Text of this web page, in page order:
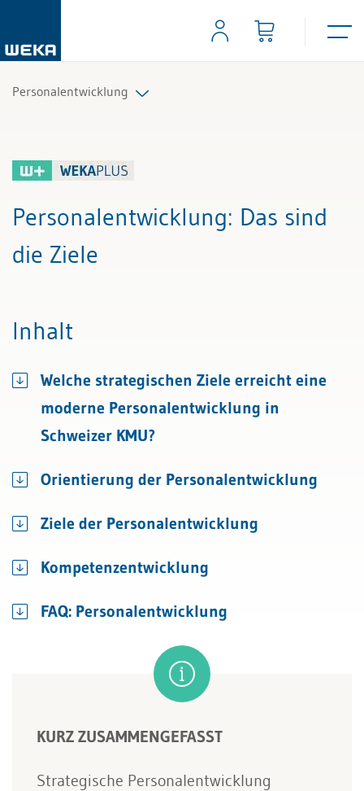
Personalentwicklung
Personalentwicklung: Das sind
die Ziele
Inhalt
Welche strategischen Ziele erreicht eine
moderne Personalentwicklung in
Schweizer KMU?
Orientierung der Personalentwicklung
Ziele der Personalentwicklung
Kompetenzentwicklung
FAQ: Personalentwicklung
KURZ ZUSAMMENGEFASST
Strategische Personalentwicklung